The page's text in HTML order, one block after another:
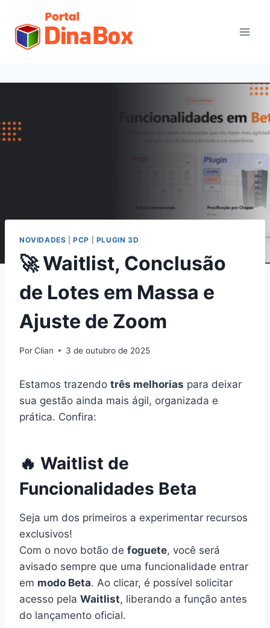
NOVIDADES |PCP PLUGIN 3D
🚀 Waitlist, Conclusão
de Lotes em Massa e
Ajuste de Zoom
PorClian 3 de outubro de 2025
Estamos trazendo três melhorias para deixar
sua gestão ainda mais ágil, organizada e
prática. Confira:
🔥 Waitlist de
Funcionalidades Beta
Seja um dos primeiros a experimentar recursos
exclusivos!
Com o novo botão de foguete, você será
avisado sempre que uma funcionalidade entrar
em modo Beta. Ao clicar, é possível solicitar
acesso pela Waitlist, liberando a função antes
do lançamento oficial.